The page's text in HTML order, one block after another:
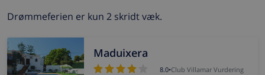
Drømmeferien er kun 2 skridt væk.
Maduixera
8.0•Club Villamar Vurdering